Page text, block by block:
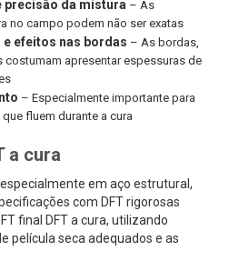
precisão da mistura – As
no campo podem não ser exatas
e efeitos nas bordas – As bordas,
costumam apresentar espessuras de
– Especialmente importante para
fluem durante a cura
a cura
em aço estrutural,
com DFT rigorosas
final DFT a cura, utilizando
película seca adequados e as